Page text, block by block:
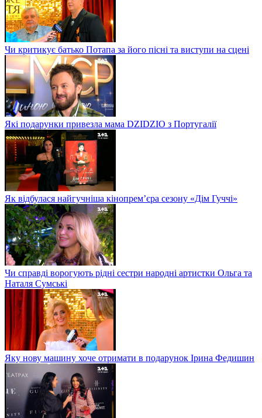
Чи критикує батько Потапа за його пісні та виступи на сцені
Які подарунки привезла мама DZIDZIO з Португалії
Як відбулася найгучніша кінопрем’єра сезону «Дім Гуччі»
Чи справді ворогують рідні сестри народні артистки Ольга та
Наталя Сумські
Яку нову машину хоче отримати в подарунок Ірина Федишин